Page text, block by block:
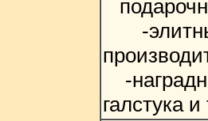
-
-
галстука и